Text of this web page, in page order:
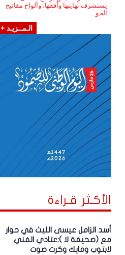
يستشرف نهايتها وأفقها، وألواح مفاتيح
الحو ...
الـمــزيـد +
الأكـثر قـراءة
أسد الزامل عيسى الليث في حوار
مع (صحيفة لا ):عتادي الفني
لابتوب ومايك وكرت صوت